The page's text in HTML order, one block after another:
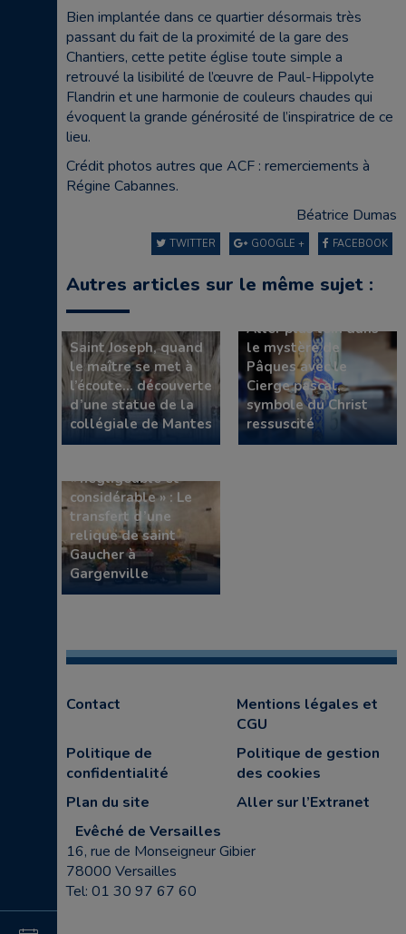
Bien implantée dans ce quartier désormais très
passant du fait de la proximité de la gare des
Chantiers, cette petite église toute simple a
retrouvé la lisibilité de l’œuvre de Paul-Hippolyte
Flandrin et une harmonie de couleurs chaudes qui
évoquent la grande générosité de l’inspiratrice de ce
lieu.
Crédit photos autres que ACF : remerciements à
Régine Cabannes.
Béatrice Dumas
FACEBOOK
GOOGLE +
TWITTER
Autres articles sur le même sujet :
Saint Joseph, quand
le maître se met à
l’écoute… découverte
d’une statue de la
collégiale de Mantes
Aller plus loin dans
le mystère de
Pâques avec le
Cierge pascal,
symbole du Christ
ressuscité
« négligeable et
considérable » : Le
transfert d’une
relique de saint
Gaucher à
Gargenville
Contact
Mentions légales et
CGU
Politique de
confidentialité
Politique de gestion
des cookies
Plan du site
Aller sur l’Extranet
Evêché de Versailles
16, rue de Monseigneur Gibier
78000 Versailles
Tel: 01 30 97 67 60